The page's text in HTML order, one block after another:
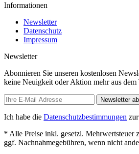
Informationen
Newsletter
Datenschutz
Impressum
Newsletter
Abonnieren Sie unseren kostenlosen
keine Neuigkeit oder Aktion mehr aus
Newsletter
Ich habe die Datenschutzbestimmungen
* Alle Preise inkl. gesetzl. Mehrwertsteuer
ggf. Nachnahmegebühren, wenn nicht